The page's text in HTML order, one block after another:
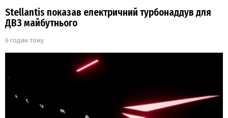
Stellantis показав електричний турбонаддув для
ДВЗ майбутнього
6 годин тому